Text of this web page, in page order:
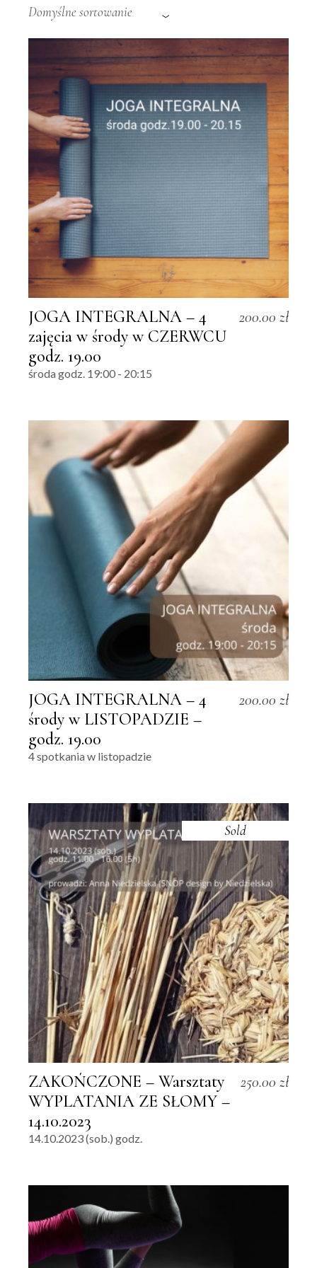
Domyślne sortowanie
JOGA INTEGRALNA – 4
zajęcia w środy w CZERWCU
godz. 19.00
200.00 zł
środa godz. 19:00 - 20:15
JOGA INTEGRALNA – 4
środy w LISTOPADZIE –
godz. 19.00
200.00 zł
4 spotkania w listopadzie
Sold
ZAKOŃCZONE – Warsztaty
WYPLATANIA ZE SŁOMY –
14.10.2023
250.00 zł
14.10.2023 (sob.) godz.